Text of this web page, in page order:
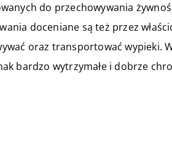
do przechowywania
doceniane są też przez
oraz transportować wypieki.
bardzo wytrzymałe i dobrze